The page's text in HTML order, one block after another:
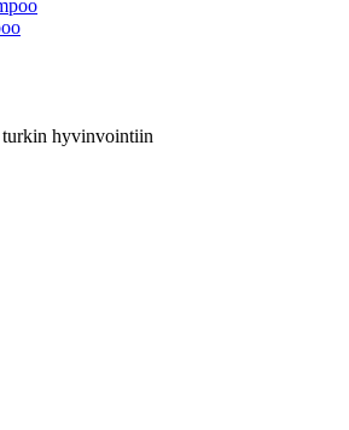
hyvinvointiin